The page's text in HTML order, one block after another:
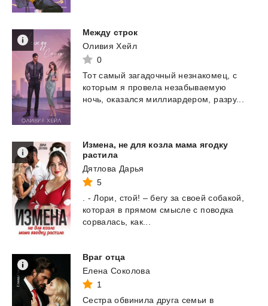
Между стрoк
Оливия Хейл
0
Тот самый загадочный незнакомец,
с
которым я провела незабываемую
ночь, оказался миллиардером, разру...
Измена, не для козла мама ягодку
растила
Дятлова Дарья
5
- Лори, стой! – бегу за своей собакой,
которая в прямом смысле с поводка
сорвалась,
как...
Враг отца
Елена Соколова
1
Сестра обвинила друга семьи в